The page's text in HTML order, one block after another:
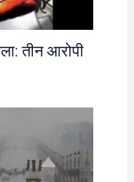
तीन आरोपी